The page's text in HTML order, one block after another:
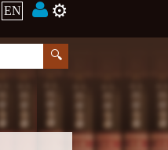
EN ⚙️